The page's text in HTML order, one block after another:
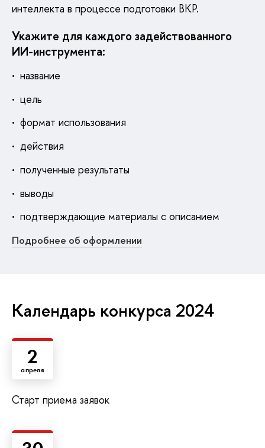
интеллекта в процессе подготовки ВКР.
Укажите для каждого задействованного
ИИ-инструмента:
название
цель
формат использования
действия
полученные результаты
выводы
подтверждающие материалы с описанием
Подробнее об оформлении
Календарь конкурса 2024
2
апреля
Старт приема заявок